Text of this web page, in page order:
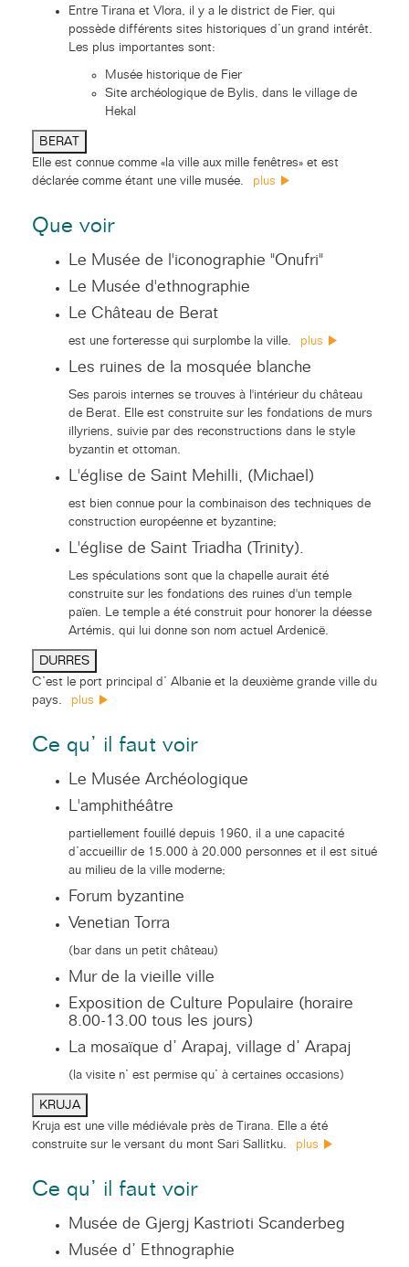
Entre Tirana et Vlora, il y a le district de Fier, qui
possède différents sites historiques d’un grand intérêt.
Les plus importantes sont:
Musée historique de Fier
Site archéologique de Bylis, dans le village de
Hekal
BERAT
Elle est connue comme «la ville aux mille fenêtres» et est
déclarée comme étant une ville musée.
plus
Que voir
Le Musée de l'iconographie "Onufri"
Le Musée d'ethnographie
Le Château de Berat
est une forteresse qui surplombe la ville. plus
Les ruines de la mosquée blanche
Ses parois internes se trouves à l'intérieur du château
de Berat. Elle est construite sur les fondations de murs
illyriens, suivie par des reconstructions dans le style
byzantin et ottoman.
L'église de Saint Mehilli, (Michael)
est bien connue pour la combinaison des techniques de
construction européenne et byzantine;
L'église de Saint Triadha (Trinity).
Les spéculations sont que la chapelle aurait été
construite sur les fondations des ruines d'un temple
païen. Le temple a été construit pour honorer la déesse
Artémis, qui lui donne son nom actuel Ardenicë.
DURRES
C’est le port principal d’ Albanie et la deuxième grande ville du
pays.
plus
Ce qu’ il faut voir
Le Musée Archéologique
L'amphithéâtre
partiellement fouillé depuis 1960, il a une capacité
d’accueillir de 15.000 à 20.000 personnes et il est situé
au milieu de la ville moderne;
Forum byzantine
Venetian Torra
(bar dans un petit château)
Mur de la vieille ville
Exposition de Culture Populaire (horaire
8.00-13.00 tous les jours)
La mosaïque d’ Arapaj, village d’ Arapaj
(la visite n’ est permise qu’ à certaines occasions)
KRUJA
Kruja est une ville médiévale près de Tirana. Elle a été
construite sur le versant du mont Sari Sallitku.
plus
Ce qu’ il faut voir
Musée de Gjergj Kastrioti Scanderbeg
Musée d’ Ethnographie